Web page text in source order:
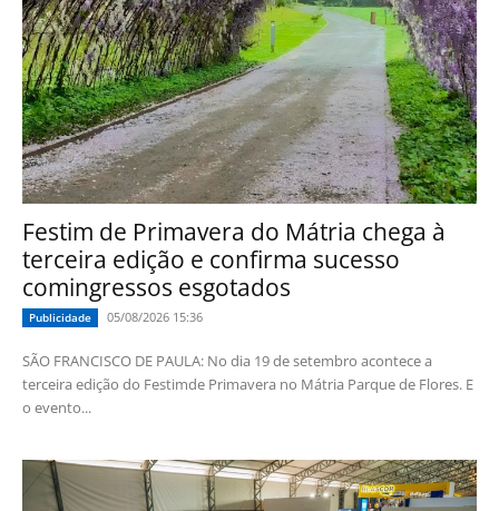
Festim de Primavera do Mátria chega à
terceira edição e confirma sucesso
comingressos esgotados
Publicidade 05/08/2026 15:36
SÃO FRANCISCO DE PAULA: No dia 19 de setembro acontece a
terceira edição do Festimde Primavera no Mátria Parque de Flores. E
o evento...